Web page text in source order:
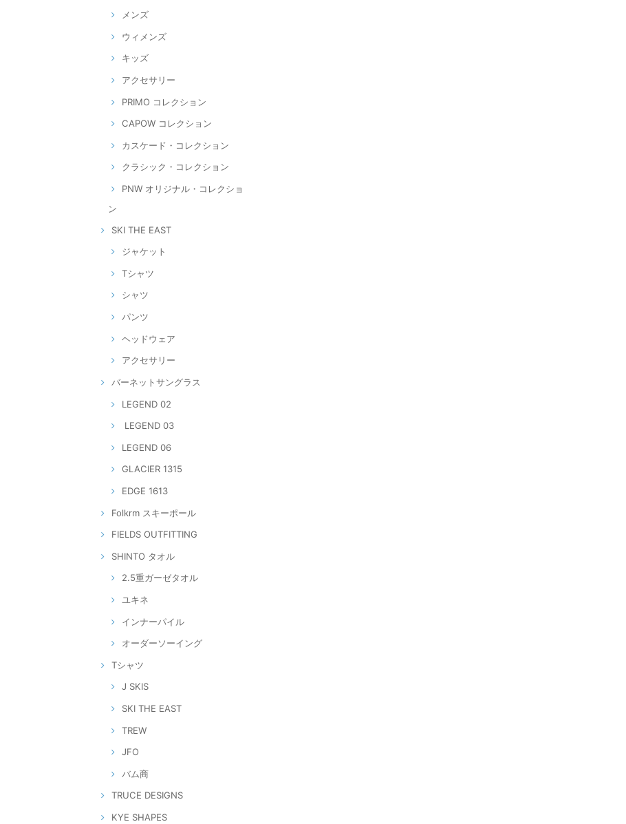
メンズ
ウィメンズ
キッズ
アクセサリー
PRIMO コレクション
CAPOW コレクション
カスケード・コレクション
クラシック・コレクション
PNW オリジナル・コレクショ
ン
SKI THE EAST
ジャケット
Tシャツ
シャツ
パンツ
ヘッドウェア
アクセサリー
バーネットサングラス
LEGEND 02
LEGEND 03
LEGEND 06
GLACIER 1315
EDGE 1613
Folkrm スキーポール
FIELDS OUTFITTING
SHINTO タオル
2.5重ガーゼタオル
ユキネ
インナーパイル
オーダーソーイング
Tシャツ
J SKIS
SKI THE EAST
TREW
JFO
バム商
TRUCE DESIGNS
KYE SHAPES